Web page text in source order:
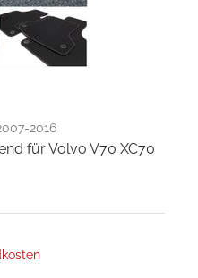
2016
für Volvo V70 XC70